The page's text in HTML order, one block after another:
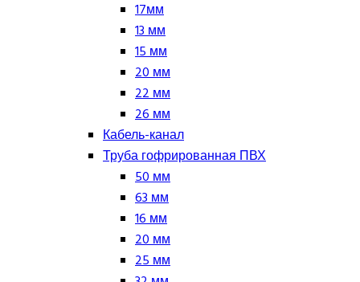
17мм
13 мм
15 мм
20 мм
22 мм
26 мм
Кабель-канал
Труба гофрированная ПВХ
50 мм
63 мм
16 мм
20 мм
25 мм